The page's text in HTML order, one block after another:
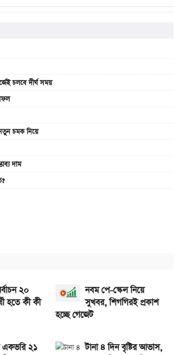
চলবে দীর্ঘ সময়
চমক নিয়ে
দাম
২০
হতে কী কী
নবম পে-স্কেল নিয়ে
সুখবর, শিগগিরই প্রকাশ
হচ্ছে গেজেট
২১
টানা ৪ দিন বৃষ্টির আভাস,